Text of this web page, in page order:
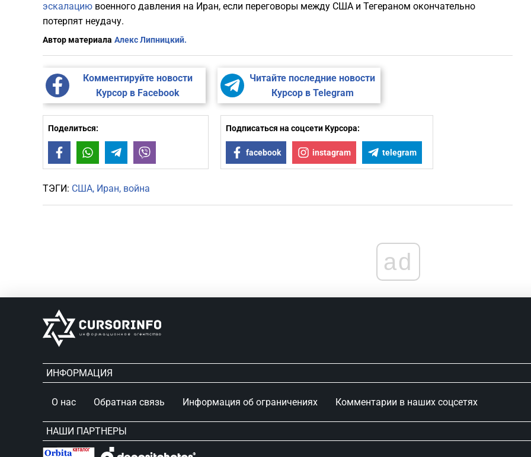
эскалацию военного давления на Иран, если переговоры между США и Тегераном окончательно
потерпят неудачу.
Автор материала Алекс Липницкий.
Комментируйте новости
Курсор в Facebook
Читайте последние новости
Курсор в Telegram
Поделиться:
FacebookWhatsAppTelegram
Подписаться на соцсети Курсора:
facebook instagram telegram
ТЭГИ: США Иран война
ad
ИНФОРМАЦИЯ
О нас Обратная связь Информация об ограничениях Комментарии в наших соцсетях
НАШИ ПАРТНЕРЫ